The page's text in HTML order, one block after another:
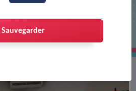
Sauvegarder